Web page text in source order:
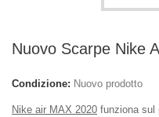
Nuovo Scarpe Nike
Condizione: Nuovo prodotto
Nike air MAX 2020 funziona sul